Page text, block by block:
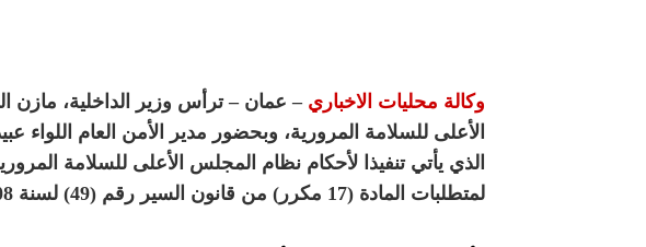
وكالة محليات الاخباري – عمان – ترأس وزير الداخلية، مازن
الأعلى للسلامة المرورية، وبحضور مدير الأمن العام اللواء
لمتطلبات المادة (17 مكرر) من قانون السير رقم (49) لسنة 2008 وتعديلاته.